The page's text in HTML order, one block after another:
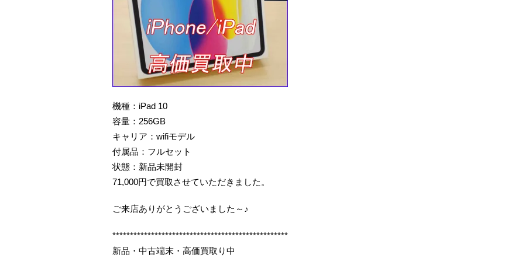
機種：iPad 10
容量：256GB
キャリア：wifiモデル
付属品：フルセット
状態：新品未開封
71,000円で買取させていただきました。
ご来店ありがとうございました～♪
**************************************************
新品・中古端末・高価買取り中